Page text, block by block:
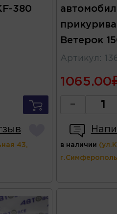
380
43,
Ветерок
Артикул :
1065.00
-
в наличии